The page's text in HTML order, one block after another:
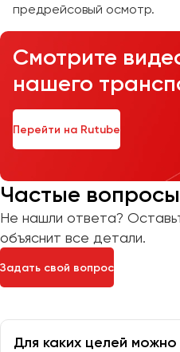
предрейсовый осмотр.
Смотрите
нашего
Перейти на Rutube
Частые вопросы
Не нашли ответа?
объяснит все детали.
Задать свой вопрос
Для каких целей